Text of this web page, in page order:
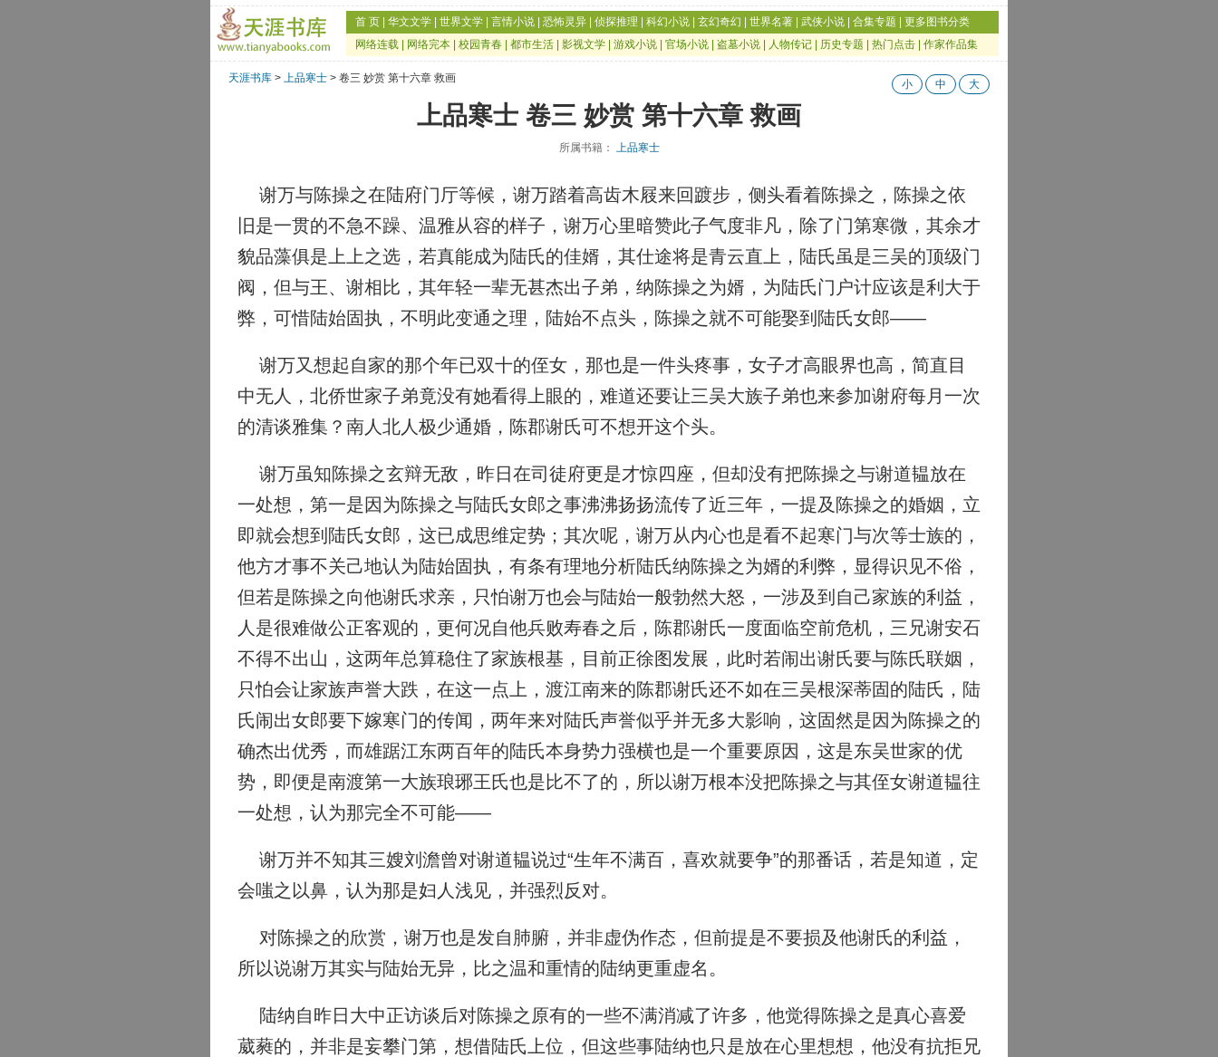
首 页 华文文学 世界文学 言情小说 恐怖灵异 侦探推理 科幻小说 玄幻奇幻 世界名著 武侠小说 合集专题
更多图书分类
网络连载
网络完本 校园青春 都市生活 影视文学 游戏小说 官场小说 盗墓小说 人物传记 历史专题 热门点击 作家作品集
天涯书库 > 上品寒士 > 卷三 妙赏 第十六章 救画 小 中 大
上品寒士 卷三 妙赏 第十六章 救画
所属书籍： 上品寒士
谢万与陈操之在陆府门厅等候，谢万踏着高齿木屐来回踱步，侧头看着陈操之，陈操之依
旧是一贯的不急不躁、温雅从容的样子，谢万心里暗赞此子气度非凡，除了门第寒微，其余才
貌品藻俱是上上之选，若真能成为陆氏的佳婿，其仕途将是青云直上，陆氏虽是三吴的顶级门
阀，但与王、谢相比，其年轻一辈无甚杰出子弟，纳陈操之为婿，为陆氏门户计应该是利大于
弊，可惜陆始固执，不明此变通之理，陆始不点头，陈操之就不可能娶到陆氏女郎——
谢万又想起自家的那个年已双十的侄女，那也是一件头疼事，女子才高眼界也高，简直目
中无人，北侨世家子弟竟没有她看得上眼的，难道还要让三吴大族子弟也来参加谢府每月一次
的清谈雅集？南人北人极少通婚，陈郡谢氏可不想开这个头。
谢万虽知陈操之玄辩无敌，昨日在司徒府更是才惊四座，但却没有把陈操之与谢道韫放在
一处想，第一是因为陈操之与陆氏女郎之事沸沸扬扬流传了近三年，一提及陈操之的婚姻，立
即就会想到陆氏女郎，这已成思维定势；其次呢，谢万从内心也是看不起寒门与次等士族的，
他方才事不关己地认为陆始固执，有条有理地分析陆氏纳陈操之为婿的利弊，显得识见不俗，
但若是陈操之向他谢氏求亲，只怕谢万也会与陆始一般勃然大怒，一涉及到自己家族的利益，
人是很难做公正客观的，更何况自他兵败寿春之后，陈郡谢氏一度面临空前危机，三兄谢安石
不得不出山，这两年总算稳住了家族根基，目前正徐图发展，此时若闹出谢氏要与陈氏联姻，
只怕会让家族声誉大跌，在这一点上，渡江南来的陈郡谢氏还不如在三吴根深蒂固的陆氏，陆
氏闹出女郎要下嫁寒门的传闻，两年来对陆氏声誉似乎并无多大影响，这固然是因为陈操之的
确杰出优秀，而雄踞江东两百年的陆氏本身势力强横也是一个重要原因，这是东吴世家的优
势，即便是南渡第一大族琅琊王氏也是比不了的，所以谢万根本没把陈操之与其侄女谢道韫往
一处想，认为那完全不可能——
谢万并不知其三嫂刘澹曾对谢道韫说过“生年不满百，喜欢就要争”的那番话，若是知道，定
会嗤之以鼻，认为那是妇人浅见，并强烈反对。
对陈操之的欣赏，谢万也是发自肺腑，并非虚伪作态，但前提是不要损及他谢氏的利益，
所以说谢万其实与陆始无异，比之温和重情的陆纳更重虚名。
陆纳自昨日大中正访谈后对陈操之原有的一些不满消减了许多，他觉得陈操之是真心喜爱
葳蕤的，并非是妄攀门第，想借陆氏上位，但这些事陆纳也只是放在心里想想，他没有抗拒兄